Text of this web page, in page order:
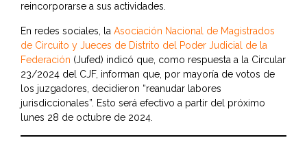
reincorporarse a sus actividades.
En redes sociales, la Asociación Nacional de Magistrados
de Circuito y Jueces de Distrito del Poder Judicial de la
Federación (Jufed) indicó que, como respuesta a la Circular
23/2024 del CJF, informan que, por mayoría de votos de
los juzgadores, decidieron “reanudar labores
jurisdiccionales”. Esto será efectivo a partir del próximo
lunes 28 de octubre de 2024.